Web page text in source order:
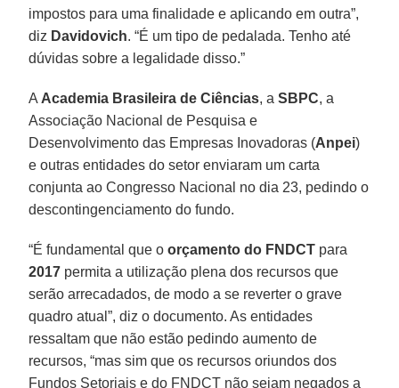
impostos para uma finalidade e aplicando em outra”,
diz Davidovich. “É um tipo de pedalada. Tenho até
dúvidas sobre a legalidade disso.”
A Academia Brasileira de Ciências, aSBPC, a
Associação Nacional de Pesquisa e
Desenvolvimento das Empresas Inovadoras (Anpei)
e outras entidades do setor enviaram um carta
conjunta ao Congresso Nacional no dia 23, pedindo o
descontingenciamento do fundo.
“É fundamental que oorçamento do FNDCT para
2017 permita a utilização plena dos recursos que
serão arrecadados, de modo a se reverter o grave
quadro atual”, diz o documento. As entidades
ressaltam que não estão pedindo aumento de
recursos, “mas sim que os recursos oriundos dos
Fundos Setoriais e do FNDCT não sejam negados a